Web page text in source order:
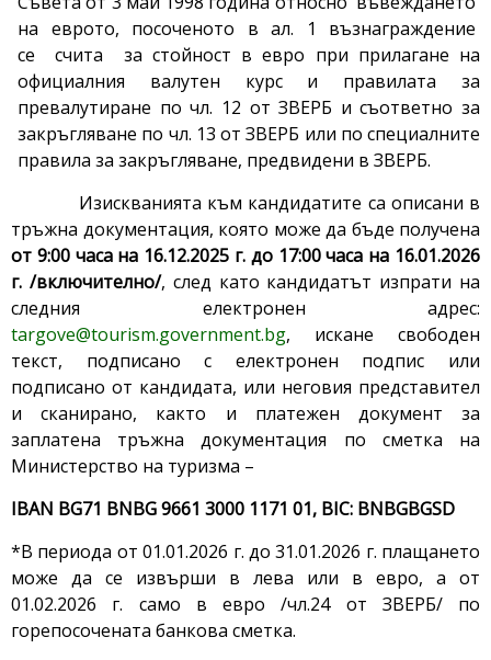
на еврото, посоченото в ал. 1 възнаграждение
се счита за стойност в евро при прилагане на
официалния валутен курс и правилата за
превалутиране по чл. 12 от ЗВЕРБ и съответно за
закръгляване по чл. 13 от ЗВЕРБ или по специалните
правила за закръгляване, предвидени в ЗВЕРБ.
Изискванията към кандидатите са описани в
тръжна документация, която може да бъде получена
от 9:00 часа на 16.12.2025 г. до 17:00 часа на 16.01.2026
г. /включително/, след като кандидатът изпрати на
следния електронен адрес:
targove@tourism.government.bg, искане свободен
текст, подписано с електронен подпис или
подписано от кандидата, или неговия представител
и сканирано, както и платежен документ за
заплатена тръжна документация по сметка на
Министерство на туризма –
IBAN BG71 BNBG 9661 3000 1171 01, BIC: BNBGBGSD
*В периода от 01.01.2026 г. до 31.01.2026 г. плащането
може да се извърши в лева или в евро, а от
01.02.2026 г. само в евро /чл.24 от ЗВЕРБ/ по
горепосочената банкова сметка.